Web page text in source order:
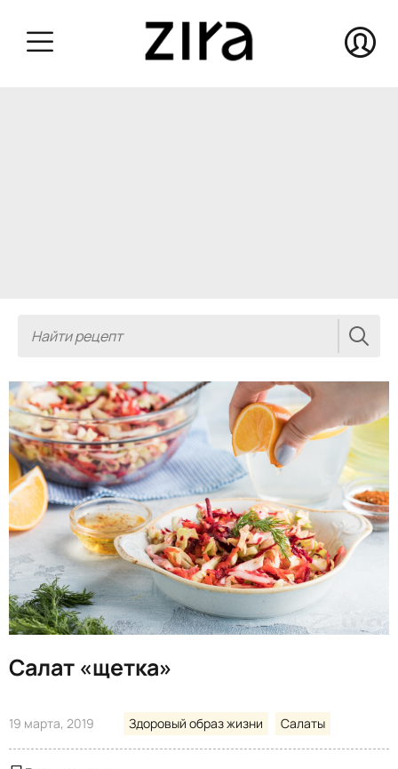
Салат «щетка»
19 марта, 2019 Здоровый образ жизни Салаты